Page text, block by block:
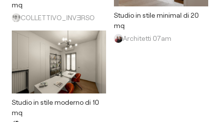
mq
COLLETTIVO_INVƎRSO
Studio in stile moderno di 10
mq
Studio in stile minimal di 20
mq
Architetti 07am